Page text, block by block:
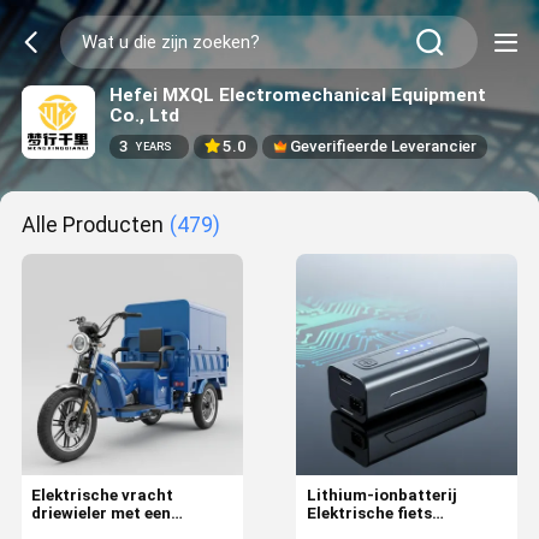
Hefei MXQL Electromechanical Equipment
Co., Ltd
3 YEARS 5.0 Geverifieerde Leverancier
Alle Producten (479)
Elektrische vracht
driewieler met een
Lithium-ionbatterij
Elektrische fiets